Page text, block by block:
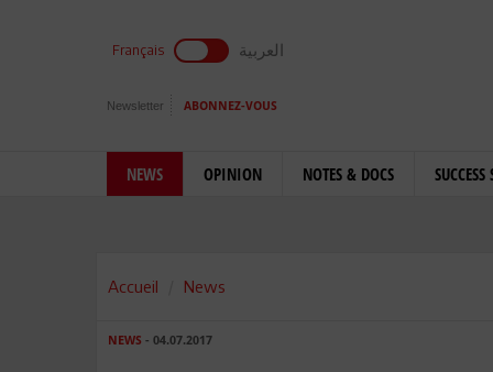
Français العربية
Newsletter ABONNEZ-VOUS
NEWS OPINION NOTES & DOCS SUCCESS
Accueil News
NEWS - 04.07.2017